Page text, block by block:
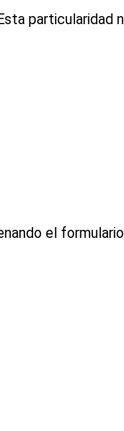
particularidad
el